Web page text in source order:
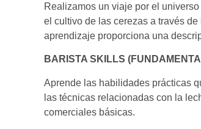
Realizamos un viaje por el
el cultivo de las cerezas a través
aprendizaje proporciona una
BARISTA SKILLS
Aprende las habilidades prácticas
las técnicas relacionadas con la
comerciales básicas.